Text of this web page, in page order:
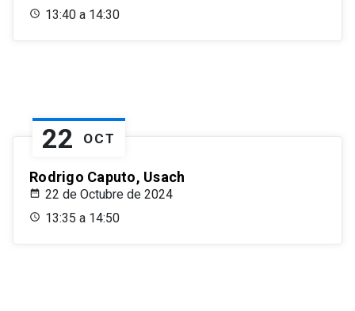
13:40 a 14:30
22 OCT
Rodrigo Caputo, Usach
22 de Octubre de 2024
13:35 a 14:50